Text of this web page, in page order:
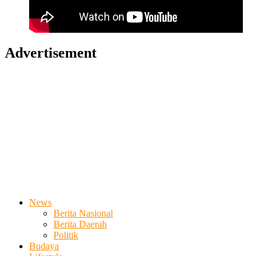
Advertisement
News
Berita Nasional
Berita Daerah
Politik
Budaya